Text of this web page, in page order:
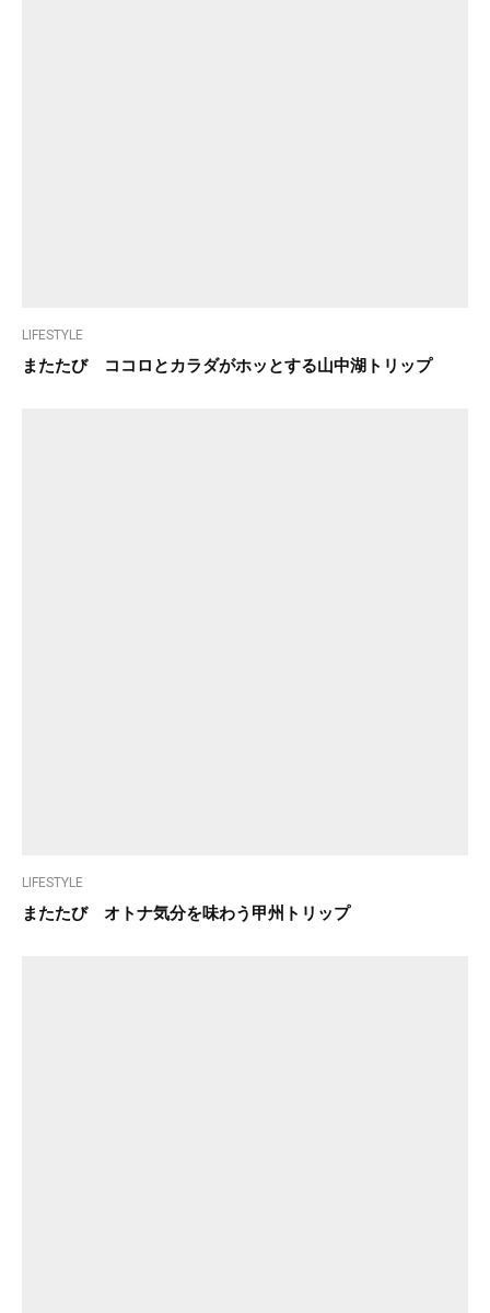
LIFESTYLE
またたび ココロとカラダがホッとする山中湖トリップ
LIFESTYLE
またたび オトナ気分を味わう甲州トリップ